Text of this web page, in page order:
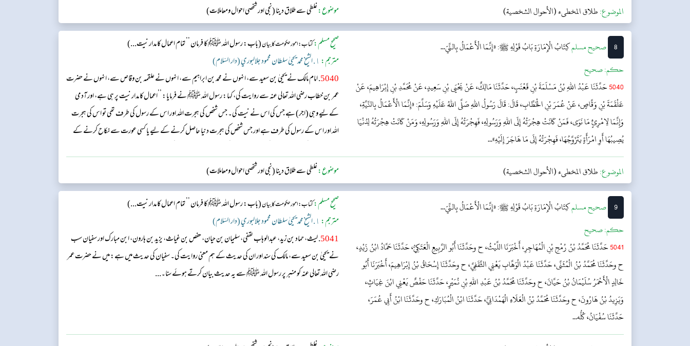
الموضوع:طلاق المخطىء (الأحوال الشخصية) موضوع:غلطی سے طلاق دینا (نجی اور شخصی احوال ومعاملات)
8 ‌صحيح مسلمكِتَابُ الْإِمَارَةِبَابُ قَوْلِهِ ﷺ: «إِنَّمَا الْأَعْمَالُ بِالنِّيّ...
حکم:صحیح
5040حَدَّثَنَا عَبْدُ اللهِ بْنُ مَسْلَمَةَ بْنِ قَعْنَبٍ، حَدَّثَنَا مَالِكٌ، عَنْ يَحْيَى بْنِ سَعِيدٍ، عَنْ مُحَمَّدِ بْنِ إِبْرَاهِيمَ، عَنْ
عَلْقَمَةَ بْنِ وَقَّاصٍ، عَنْ عُمَرَ بْنِ الْخَطَّابِ، قَالَ: قَالَ رَسُولُ اللهِ صَلَّى اللهُ عَلَيْهِ وَسَلَّمَ: «إِنَّمَا الْأَعْمَالُ بِالنِّيَّةِ،
وَإِنَّمَا لِامْرِئٍ مَا نَوَى، فَمَنْ كَانَتْ هِجْرَتُهُ إِلَى اللهِ وَرَسُولِهِ، فَهِجْرَتُهُ إِلَى اللهِ وَرَسُولِهِ، وَمَنْ كَانَتْ هِجْرَتُهُ لِدُنْيَا
يُصِيبُهَا أَوِ امْرَأَةٍ يَتَزَوَّجُهَا، فَهِجْرَتُهُ إِلَى مَا هَاجَرَ إِلَيْهِ»...
صحیح مسلم:کتاب: امور حکومت کا بیان(باب: رسول اللہ ﷺ کا فرمان ’’تمام اعمال کا مدار نیت...)
مترجم: ١. الشيخ محمد يحيىٰ سلطان محمود جلالبوري (دار السّلام)
5040 . امام مالک نے یحییٰ بن سعید سے، انہوں نے محمد بن ابراہیم سے، انہوں نے علقمہ بن وقاص سے، انہوں نے حضرت
عمر بن خطاب رضی اللہ تعالی عنہ سے روایت کی، کہا: رسول اللہ ﷺ نے فرمایا: ’’اعمال کا مدار نیت پر ہی ہے، اور آدمی
کے لیے وہی (اجر) ہے جس کی اس نے نیت کی۔ جس شخص کی ہجرت اللہ اور اس کے رسول کی طرف تھی تو اس کی ہجرت
اللہ اور اس کے رسول کی طرف ہے اور جس شخص کی ہجرت دنیا حاصل کرنے کے لیے یا کسی عورت سے نکاح کرنے کے
الموضوع:طلاق المخطىء (الأحوال الشخصية) موضوع:غلطی سے طلاق دینا (نجی اور شخصی احوال ومعاملات)
9 ‌صحيح مسلمكِتَابُ الْإِمَارَةِبَابُ قَوْلِهِ ﷺ: «إِنَّمَا الْأَعْمَالُ بِالنِّيّ...
حکم:صحیح
5041حَدَّثَنَا مُحَمَّدُ بْنُ رُمْحِ بْنِ الْمُهَاجِرِ، أَخْبَرَنَا اللَّيْثُ، ح وحَدَّثَنَا أَبُو الرَّبِيعِ الْعَتَكِيُّ، حَدَّثَنَا حَمَّادُ ابْنُ زَيْدٍ،
ح وحَدَّثَنَا مُحَمَّدُ بْنُ الْمُثَنَّى، حَدَّثَنَا عَبْدُ الْوَهَّابِ يَعْنِي الثَّقَفِيَّ، ح وحَدَّثَنَا إِسْحَاقُ بْنُ إِبْرَاهِيمَ، أَخْبَرَنَا أَبُو
خَالِدٍ الْأَحْمَرُ سُلَيْمَانُ بْنُ حَيَّانَ، ح وحَدَّثَنَا مُحَمَّدُ بْنُ عَبْدِ اللهِ بْنِ نُمَيْرٍ، حَدَّثَنَا حَفْصٌ يَعْنِي ابْنَ غِيَاثٍ،
وَيَزِيدُ بْنُ هَارُونَ، ح وحَدَّثَنَا مُحَمَّدُ بْنُ الْعَلَاءِ الْهَمْدَانِيُّ، حَدَّثَنَا ابْنُ الْمُبَارَكِ، ح وحَدَّثَنَا ابْنُ أَبِي عُمَرَ،
حَدَّثَنَا سُفْيَانُ، كُلُّه...
صحیح مسلم:کتاب: امور حکومت کا بیان(باب: رسول اللہ ﷺ کا فرمان ’’تمام اعمال کا مدار نیت...)
مترجم: ١. الشيخ محمد يحيىٰ سلطان محمود جلالبوري (دار السّلام)
5041 . لیث، حماد بن زید، عبدالوہاب ثقفی، سلیمان بن حیان، حفص بن غیاث، یزید بن ہارون، ابن مبارک اور سفیان سب
نے یحییٰ بن سعید سے، مالک کی سند اور ان کی حدیث کے ہم معنی روایت کی۔ سفیان کی حدیث میں ہے: میں نے حضرت عمر
رضی اللہ تعالی عنہ کو منبر پر رسول اللہ ﷺ سے یہ حدیث بیان کرتے ہوئے سنا۔...